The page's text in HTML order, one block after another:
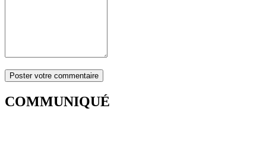
COMMUNIQUÉ